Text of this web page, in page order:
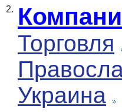
2.
Торговля
Украина